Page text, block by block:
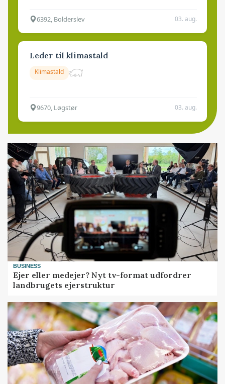
6392, Bolderslev 03. aug.
Leder til klimastald
Klimastald
9670, Løgstør 03. aug.
BUSINESS
Ejer eller medejer? Nyt tv-format udfordrer
landbrugets ejerstruktur